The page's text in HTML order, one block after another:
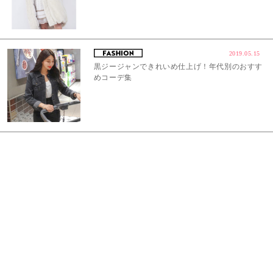
2019.05.15
黒ジージャンできれいめ仕上げ！年代別のおすす
めコーデ集